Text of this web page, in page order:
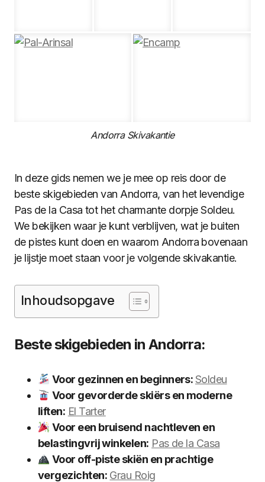
Andorra Skivakantie
In deze gids nemen we je mee op reis door de
beste skigebieden van Andorra, van het levendige
Pas de la Casa tot het charmante dorpje Soldeu.
We bekijken waar je kunt verblijven, wat je buiten
de pistes kunt doen en waarom Andorra bovenaan
je lijstje moet staan voor je volgende skivakantie.
Inhoudsopgave
Beste skigebieden in Andorra:
Voor gezinnen en beginners: Soldeu
Voor gevorderde skiërs en moderne
liften: El Tarter
Voor een bruisend nachtleven en
belastingvrij winkelen: Pas de la Casa
Voor off-piste skiën en prachtige
vergezichten: Grau Roig